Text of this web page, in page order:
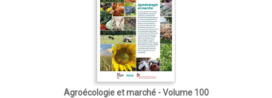
Agroécologie et marché - Volume 100